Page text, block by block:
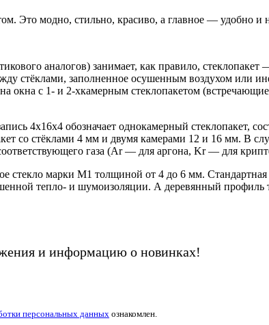
Это модно, стильно, красиво, а главное — удобно и
аналогов) занимает, как правило, стеклопакет
стёклами, заполненное осушенным воздухом или
окна с 1- и 2-хкамерным стеклопакетом
4х16х4 обозначает однокамерный стеклопакет,
со стёклами 4 мм и двумя камерами 12 и 16 мм. В
газа (Ar — для аргона, Kr — для
стекло марки М1 толщиной от 4 до 6 мм.
тепло- и шумоизоляции. А деревянный
и информацию о новинках!
персональных данных ознакомлен.